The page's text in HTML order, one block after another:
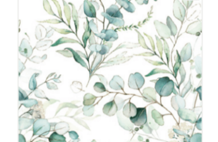
menu
Akcesoria Party
Moje konto
Koszyk